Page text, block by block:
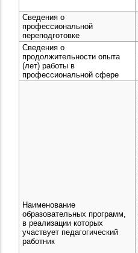
Сведения о
профессиональной
переподготовке
Сведения о
продолжительности опыта
(лет) работы в
профессиональной сфере
Наименование
образовательных программ,
в реализации которых
участвует педагогический
работник